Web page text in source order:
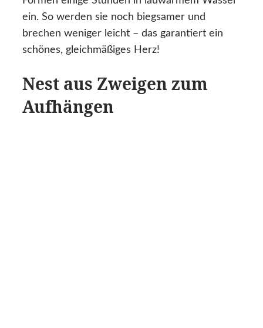
ein. So werden sie noch biegsamer und
brechen weniger leicht – das garantiert ein
schönes, gleichmäßiges Herz!
Nest aus Zweigen zum
Aufhängen